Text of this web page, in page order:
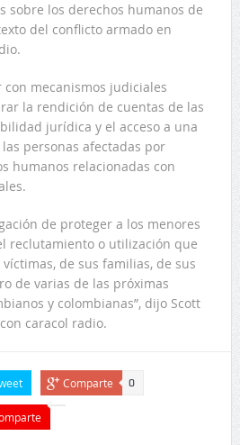
sobre los derechos humanos de
del conflicto armado en
mecanismos judiciales
la rendición de cuentas de las
jurídica y el acceso a una
personas afectadas por
humanos relacionadas con
de proteger a los menores
reclutamiento o utilización que
de sus familias, de sus
de varias de las próximas
y colombianas”, dijo Scott
caracol radio.
Comparte 0